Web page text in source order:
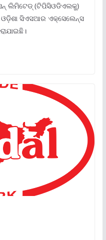
ଲିମିଟେଡ୍ (ଟିପିସିଓଡିଏଲକୁ)
ସିଏସଆର ଏକ୍ସେଲେନ୍ସ